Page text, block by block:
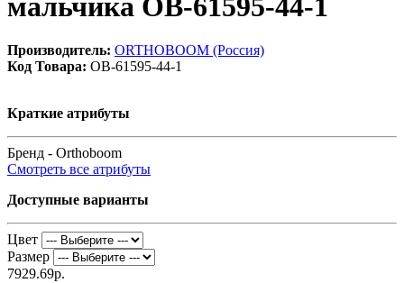
Производитель: ORTHOBOOM (Россия)
Код Товара: OB-61595-44-1
Краткие атрибуты
Бренд - Orthoboom
Смотреть все атрибуты
Доступные варианты
Цвет
Размер
7929.69р.